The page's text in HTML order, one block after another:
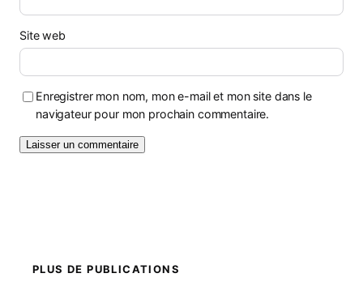
Site web
Enregistrer mon nom, mon e-mail et mon site dans le
navigateur pour mon prochain commentaire.
PLUS DE PUBLICATIONS